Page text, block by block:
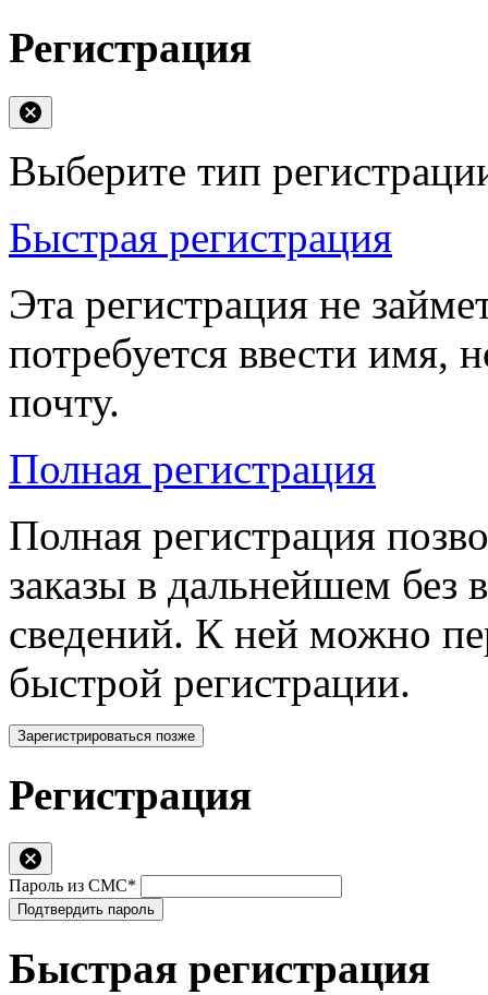
Регистрация
Выберите тип
Быстрая регистрация
Эта регистрация не
потребуется ввести имя,
почту.
Полная регистрация
Полная регистрация
заказы в дальнейшем без
сведений. К ней можно
быстрой регистрации.
Зарегистрироваться позже
Регистрация
Пароль из СМС*
Подтвердить пароль
Быстрая регистрация